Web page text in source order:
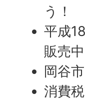
う！
平成
販売中
岡谷
消費